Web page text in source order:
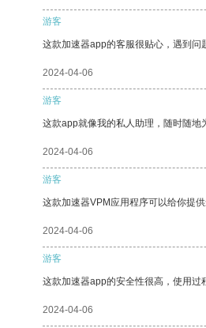
游客
这款加速器app的客服很贴心，遇到问
2024-04-06
游客
这款app就像我的私人助理，随时随地
2024-04-06
游客
这款加速器VPM应用程序可以给你提
2024-04-06
游客
这款加速器app的安全性很高，使用过
2024-04-06